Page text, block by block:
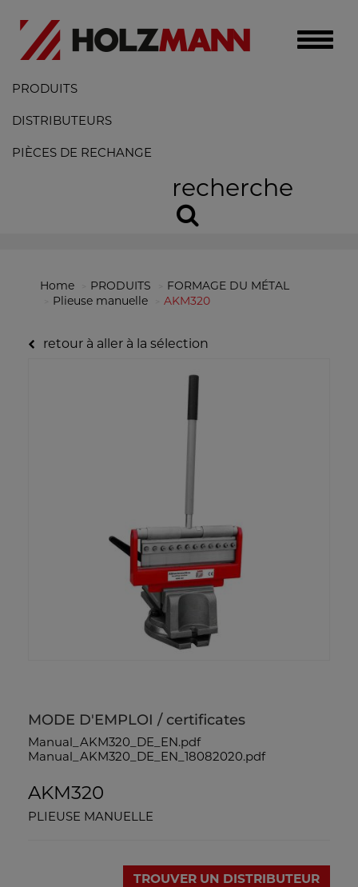
Toggle
PRODUITS
DISTRIBUTEURS
PIÈCES DE RECHANGE
recherche
Home PRODUITS
FORMAGE DU MÉTAL
Plieuse manuelle
AKM320
retour à aller à la sélection
MODE D'EMPLOI / certificates
Manual_AKM320_DE_EN.pdf
Manual_AKM320_DE_EN_18082020.pdf
AKM320
PLIEUSE MANUELLE
TROUVER UN DISTRIBUTEUR